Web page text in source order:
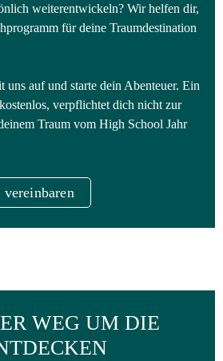
weiterentwickeln? Wir helfen dir,
für deine Traumdestination
auf und starte dein Abenteuer. Ein
verpflichtet dich nicht zur
Traum vom High School Jahr
WEG UM DIE